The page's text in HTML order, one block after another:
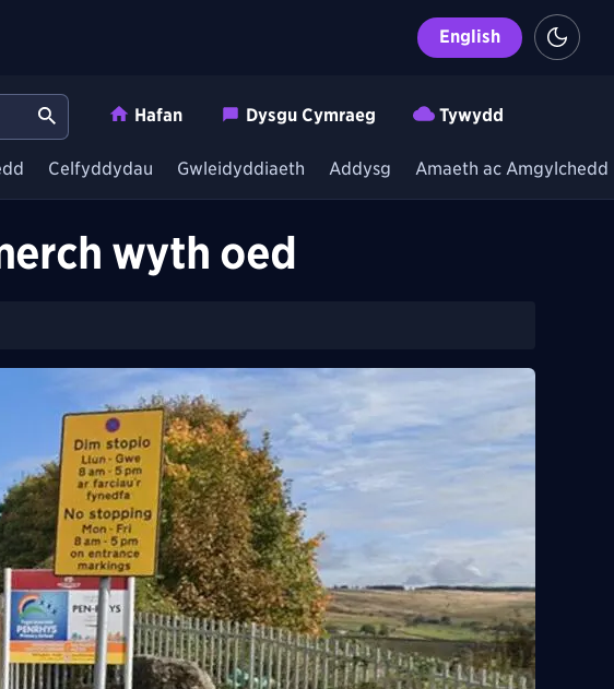
English
Hafan Dysgu Cymraeg Tywydd
Celfyddydau Gwleidyddiaeth Addysg Amaeth ac Amgylchedd
wyth oed